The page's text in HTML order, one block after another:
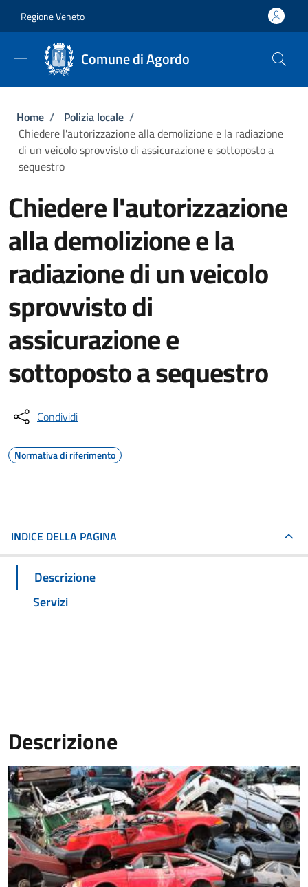
Regione Veneto
Comune di Agordo
Briciole di pane
Home / Polizia locale /
Chiedere l'autorizzazione alla demolizione e la radiazione
di un veicolo sprovvisto di assicurazione e sottoposto a
sequestro
Chiedere l'autorizzazione
alla demolizione e la
radiazione di un veicolo
sprovvisto di
assicurazione e
sottoposto a sequestro
Condividi
Normativa di riferimento
INDICE DELLA PAGINA
Descrizione
Servizi
Descrizione